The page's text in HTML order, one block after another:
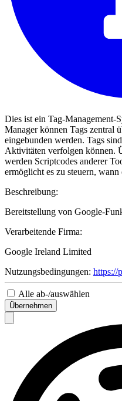
Dies ist ein Tag-Management-
Manager können Tags zentral
eingebunden werden. Tags
Aktivitäten verfolgen können.
werden Scriptcodes anderer
ermöglicht es zu steuern,
Beschreibung:
Bereitstellung von Google-
Verarbeitende Firma:
Google Ireland Limited
Nutzungsbedingungen: https://
Alle ab-/auswählen
Übernehmen